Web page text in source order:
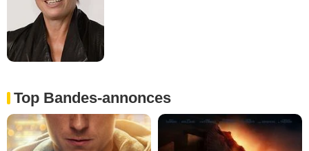
Top Bandes-annonces